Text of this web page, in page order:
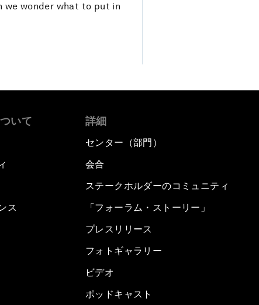
we wonder what to put in
いて
ス
詳細
センター（部門）
会合
ステークホルダーのコミュニティ
「フォーラム・ストーリー」
プレスリリース
フォトギャラリー
ビデオ
ポッドキャスト